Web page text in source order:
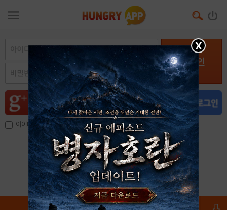
로그인
아이디, 이메일 저장
아이디 / 비밀번호 찾기 회원가입
X